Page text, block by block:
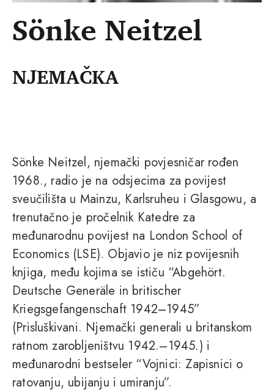
Sönke Neitzel
NJEMAČKA
Sönke Neitzel, njemački povjesničar rođen
1968., radio je na odsjecima za povijest
sveučilišta u Mainzu, Karlsruheu i Glasgowu, a
trenutačno je pročelnik Katedre za
međunarodnu povijest na London School of
Economics (LSE). Objavio je niz povijesnih
knjiga, među kojima se ističu “Abgehört.
Deutsche Generäle in britischer
Kriegsgefangenschaft 1942–1945”
(Prisluškivani. Njemački generali u britanskom
ratnom zarobljeništvu 1942.–1945.) i
međunarodni bestseler “Vojnici: Zapisnici o
ratovanju, ubijanju i umiranju”.